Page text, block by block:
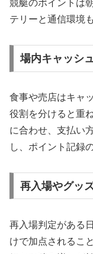
競艇のポイントは
テリーと通信環境
場内キャッシ
食事や売店はキャ
役割を分けると重
に合わせ、支払い
し、ポイント記録
再入場やグッ
再入場判定がある
けで加点されるこ